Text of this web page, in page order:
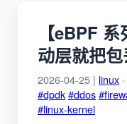
【eBPF
动层就把
2026-04-25 | linux ·
#dpdk#ddos
#linux-kernel